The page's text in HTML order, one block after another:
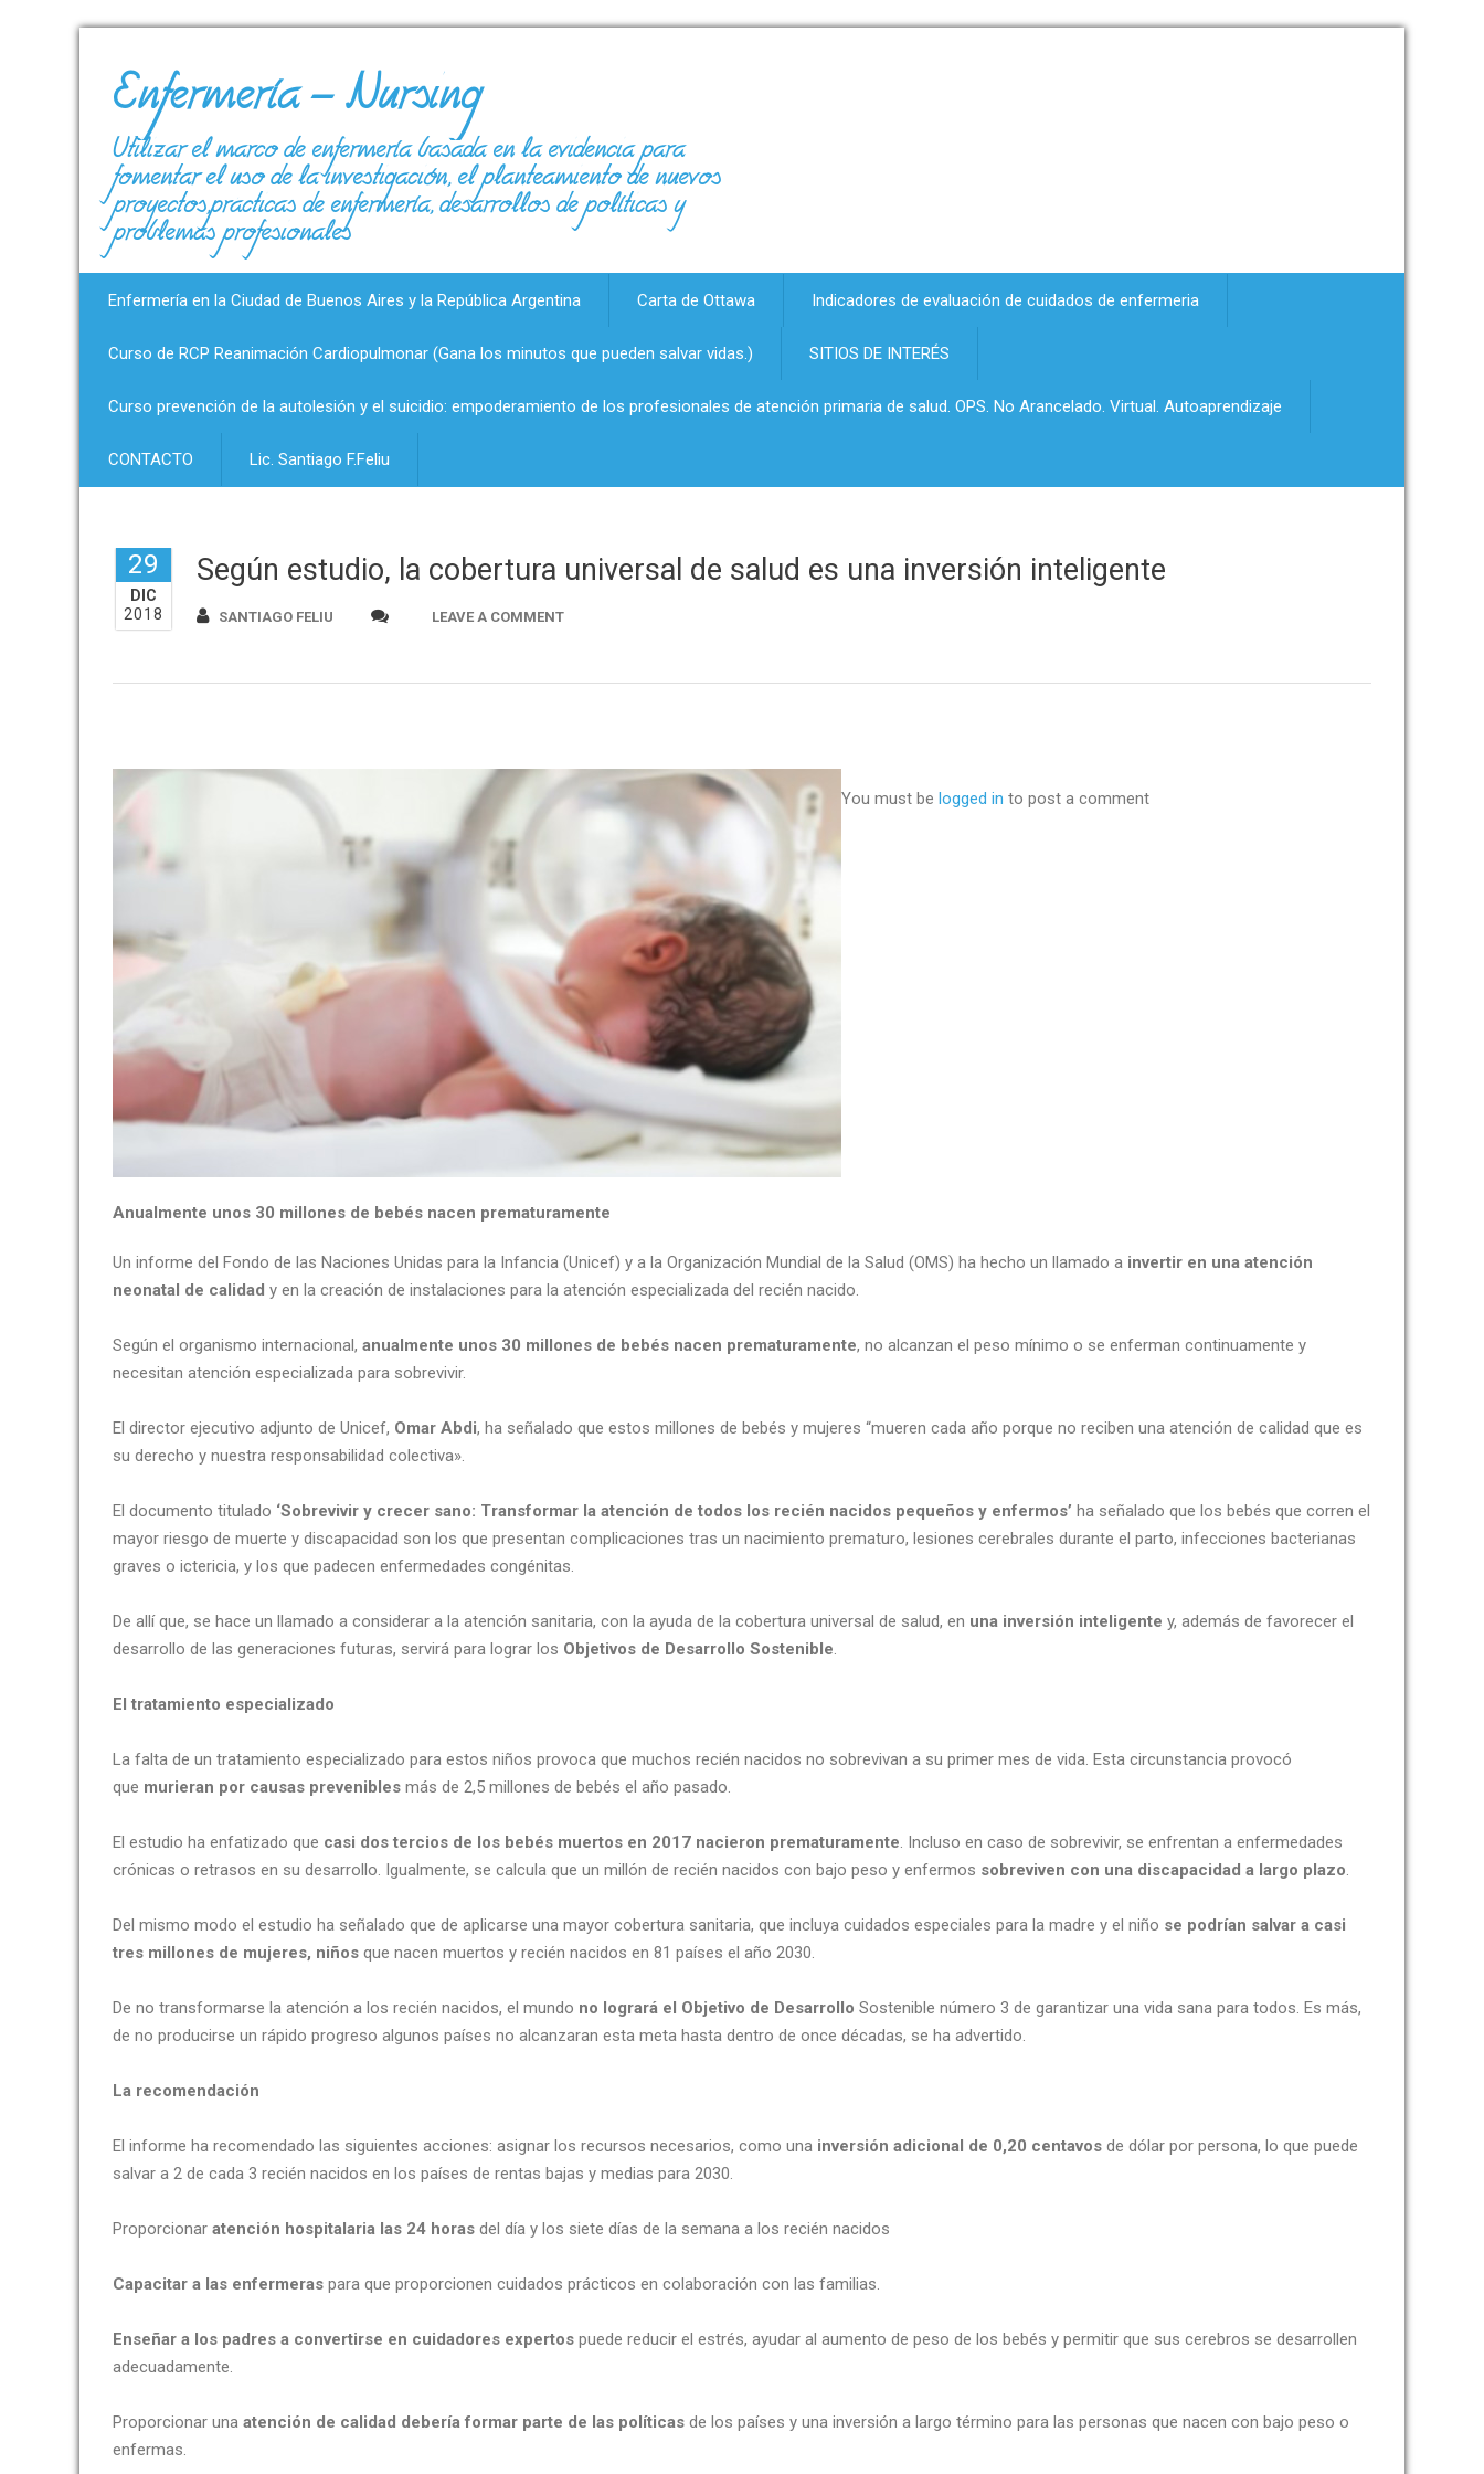
Enfermería – Nursing
Utilizar el marco de enfermería basada en la evidencia para
fomentar el uso de la investigación, el planteamiento de nuevos
proyectos,prácticas de enfermería, desarrollos de políticas y
problemas profesionales
Enfermería en la Ciudad de Buenos Aires y la República Argentina Carta de Ottawa Indicadores de evaluación de cuidados de enfermeria
Curso de RCP Reanimación Cardiopulmonar (Gana los minutos que pueden salvar vidas.) SITIOS DE INTERÉS
Curso prevención de la autolesión y el suicidio: empoderamiento de los profesionales de atención primaria de salud. OPS. No Arancelado. Virtual. Autoaprendizaje
CONTACTO Lic. Santiago F.Feliu
29
DIC
2018
Según estudio, la cobertura universal de salud es una inversión inteligente
SANTIAGO FELIU LEAVE A COMMENT
Anualmente unos 30 millones de bebés nacen prematuramente
Un informe del Fondo de las Naciones Unidas para la Infancia (Unicef) y a la Organización Mundial de la Salud (OMS) ha hecho un llamado a invertir en una atención
neonatal de calidad y en la creación de instalaciones para la atención especializada del recién nacido.
Según el organismo internacional, anualmente unos 30 millones de bebés nacen prematuramente, no alcanzan el peso mínimo o se enferman continuamente y
necesitan atención especializada para sobrevivir.
El director ejecutivo adjunto de Unicef, Omar Abdi, ha señalado que estos millones de bebés y mujeres “mueren cada año porque no reciben una atención de calidad que es
su derecho y nuestra responsabilidad colectiva».
El documento titulado ‘Sobrevivir y crecer sano: Transformar la atención de todos los recién nacidos pequeños y enfermos’ ha señalado que los bebés que corren el
mayor riesgo de muerte y discapacidad son los que presentan complicaciones tras un nacimiento prematuro, lesiones cerebrales durante el parto, infecciones bacterianas
graves o ictericia, y los que padecen enfermedades congénitas.
De allí que, se hace un llamado a considerar a la atención sanitaria, con la ayuda de la cobertura universal de salud, en una inversión inteligente y, además de favorecer el
desarrollo de las generaciones futuras, servirá para lograr los Objetivos de Desarrollo Sostenible.
El tratamiento especializado
La falta de un tratamiento especializado para estos niños provoca que muchos recién nacidos no sobrevivan a su primer mes de vida. Esta circunstancia provocó
que murieran por causas prevenibles más de 2,5 millones de bebés el año pasado.
El estudio ha enfatizado que casi dos tercios de los bebés muertos en 2017 nacieron prematuramente. Incluso en caso de sobrevivir, se enfrentan a enfermedades
crónicas o retrasos en su desarrollo. Igualmente, se calcula que un millón de recién nacidos con bajo peso y enfermos sobreviven con una discapacidad a largo plazo.
Del mismo modo el estudio ha señalado que de aplicarse una mayor cobertura sanitaria, que incluya cuidados especiales para la madre y el niño se podrían salvar a casi
tres millones de mujeres, niños que nacen muertos y recién nacidos en 81 países el año 2030.
De no transformarse la atención a los recién nacidos, el mundo no logrará el Objetivo de Desarrollo Sostenible número 3 de garantizar una vida sana para todos. Es más,
de no producirse un rápido progreso algunos países no alcanzaran esta meta hasta dentro de once décadas, se ha advertido.
La recomendación
El informe ha recomendado las siguientes acciones: asignar los recursos necesarios, como una inversión adicional de 0,20 centavos de dólar por persona, lo que puede
salvar a 2 de cada 3 recién nacidos en los países de rentas bajas y medias para 2030.
Proporcionar atención hospitalaria las 24 horas del día y los siete días de la semana a los recién nacidos
Capacitar a las enfermeras para que proporcionen cuidados prácticos en colaboración con las familias.
Enseñar a los padres a convertirse en cuidadores expertos puede reducir el estrés, ayudar al aumento de peso de los bebés y permitir que sus cerebros se desarrollen
adecuadamente.
Proporcionar una atención de calidad debería formar parte de las políticas de los países y una inversión a largo término para las personas que nacen con bajo peso o
enfermas.
You must be logged in to post a comment